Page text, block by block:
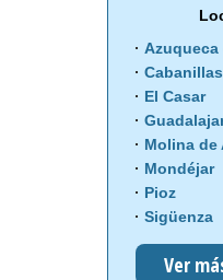
Azuqueca
El Casar
Molina de
Mondéjar
Pioz
Sigüenza
Ver